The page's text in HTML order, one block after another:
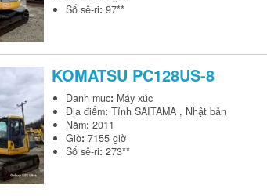
Số sê-ri: 97**
KOMATSU PC128US-8
Danh mục: Máy xúc
Địa điểm: Tỉnh SAITAMA , Nhật bản
Năm: 2011
Giờ: 7155 giờ
Số sê-ri: 273**